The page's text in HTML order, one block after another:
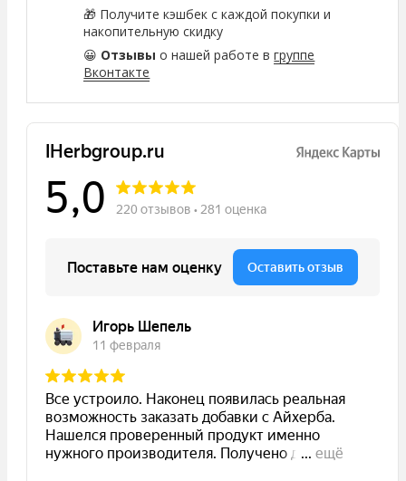
🎁 Получите кэшбек с каждой покупки и
накопительную скидку
😀 Отзывы о нашей работе вгруппе
Вконтакте